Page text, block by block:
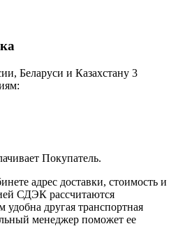
Беларуси и Казахстану 3
Покупатель.
адрес доставки, стоимость и
СДЭК рассчитаются
удобна другая транспортная
менеджер поможет ее